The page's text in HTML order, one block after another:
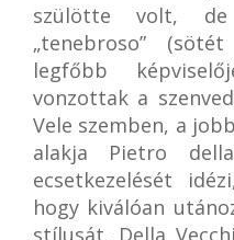
szülötte volt,
„tenebroso”
legfőbb
vonzottak a
Vele szemben, a
alakja Pietro della
ecsetkezelését
hogy kiválóan
stílusát. Della